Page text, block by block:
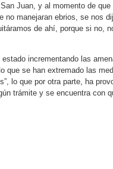
Juan, y al momento de que
no manejaran ebrios, se nos
de ahí, porque si no,
incrementando las
que se han extremado las
lo que por otra parte, ha
trámite y se encuentra con